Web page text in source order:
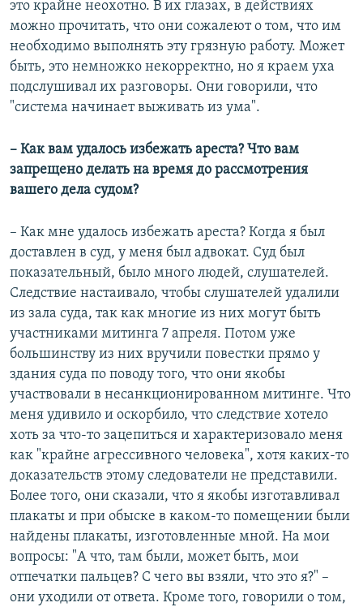
это крайне неохотно. В их глазах, в действиях
можно прочитать, что они сожалеют о том, что им
необходимо выполнять эту грязную работу. Может
быть, это немножко некорректно, но я краем уха
подслушивал их разговоры. Они говорили, что
"система начинает выживать из ума".
– Как вам удалось избежать ареста? Что вам
запрещено делать на время до рассмотрения
вашего дела судом?
– Как мне удалось избежать ареста? Когда я был
доставлен в суд, у меня был адвокат. Суд был
показательный, было много людей, слушателей.
Следствие настаивало, чтобы слушателей удалили
из зала суда, так как многие из них могут быть
участниками митинга 7 апреля. Потом уже
большинству из них вручили повестки прямо у
здания суда по поводу того, что они якобы
участвовали в несанкционированном митинге. Что
меня удивило и оскорбило, что следствие хотело
хоть за что-то зацепиться и характеризовало меня
как "крайне агрессивного человека", хотя каких-то
доказательств этому следователи не представили.
Более того, они сказали, что я якобы изготавливал
плакаты и при обыске в каком-то помещении были
найдены плакаты, изготовленные мной. На мои
вопросы: "А что, там были, может быть, мои
отпечатки пальцев? С чего вы взяли, что это я?" –
они уходили от ответа. Кроме того, говорили о том,